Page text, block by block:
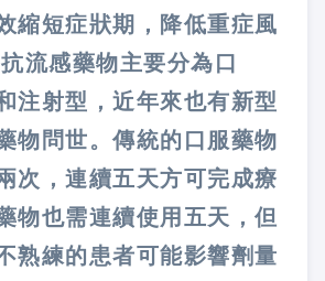
縮短症狀期，降低重症風
流感藥物主要分為口
注射型，近年來也有新型
物問世。傳統的口服藥物
次，連續五天方可完成療
物也需連續使用五天，但
熟練的患者可能影響劑量